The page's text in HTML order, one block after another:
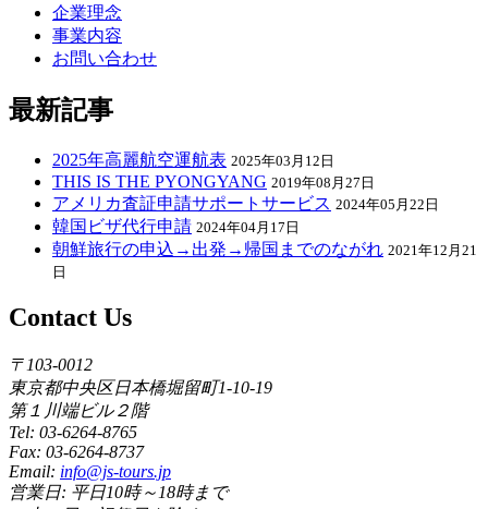
企業理念
事業内容
お問い合わせ
最新記事
2025年高麗航空運航表 2025年03月12日
THIS IS THE PYONGYANG 2019年08月27日
アメリカ査証申請サポートサービス 2024年05月22日
韓国ビザ代行申請 2024年04月17日
朝鮮旅行の申込→出発→帰国までのながれ 2021年12月21
日
Contact Us
〒103-0012
東京都中央区日本橋堀留町1-10-19
第１川端ビル２階
Tel: 03-6264-8765
Fax: 03-6264-8737
Email: info@js-tours.jp
営業日: 平日10時～18時まで